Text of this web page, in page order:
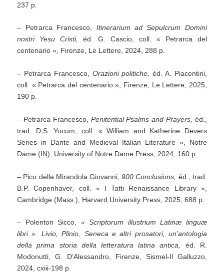
237 p.
– Petrarca Francesco, Itinerarium ad Sepulcrum Domini
nostri Yesu Cristi, éd. G. Cascio, coll. « Petrarca del
centenario », Firenze, Le Lettere, 2024, 288 p.
– Petrarca Francesco, Orazioni politiche,
éd. A. Piacentini,
coll. « Petrarca del centenario », Firenze, Le Lettere, 2025,
190 p.
– Petrarca Francesco, Penitential Psalms and Prayers, éd.,
trad. D.S. Yocum, coll. « William and Katherine Devers
Series in Dante and Medieval Italian Literature », Notre
Dame (IN), University of Notre Dame Press, 2024, 160 p.
– Pico della Mirandola Giovanni,900 Conclusions, éd., trad.
B.P. Copenhaver, coll. « I Tatti Renaissance Library »,
Cambridge (Mass.), Harvard University Press, 2025, 688 p.
– Polenton Sicco, « Scriptorum illustrium Latinæ linguæ
libri ». Livio, Plinio, Seneca e altri prosatori, un’antologia
della prima storia della letteratura latina antica, éd. R.
Modonutti, G. D’Alessandro, Firenze, Sismel-Il Galluzzo,
2024, cxiii-198 p.